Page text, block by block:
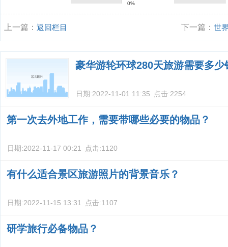
0%
上一篇： 返回栏目 下一篇：世
豪华游轮环球280天旅游需要多少
日期:2022-11-01 11:35 点击:2254
第一次去外地工作，需要带哪些必要的物品？
日期:2022-11-17 00:21 点击:1120
有什么适合景区旅游照片的背景音乐？
日期:2022-11-15 13:31 点击:1107
研学旅行必备物品？